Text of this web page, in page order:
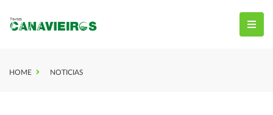
HOME NOTICIAS